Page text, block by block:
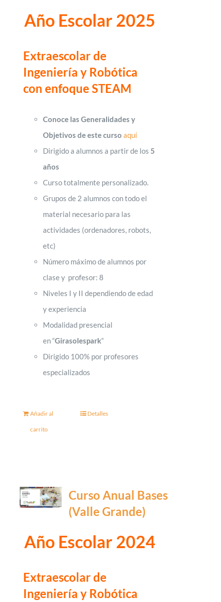
Año Escolar 2025
Extraescolar de
Ingeniería y Robótica
con enfoque STEAM
Conoce las Generalidades y
Objetivos de este curso aquí
Dirigido a alumnos a partir de los5
años
Curso totalmente personalizado.
Grupos de 2 alumnos con todo el
material necesario para las
actividades (ordenadores, robots,
etc)
Número máximo de alumnos por
clase y profesor: 8
Niveles I y II dependiendo de edad
y experiencia
Modalidad presencial
en “Girasolespark”
Dirigido 100% por profesores
especializados
Añadir al
carrito
Detalles
Curso Anual Bases
(Valle Grande)
Año Escolar 2024
Extraescolar de
Ingeniería y Robótica